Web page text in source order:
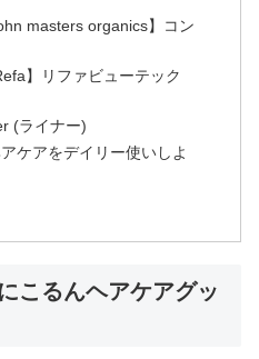
masters organics】コン
】リファビューテック
(ライナー)
ケアをデイリー使いしよ
こるんヘアケアグッ